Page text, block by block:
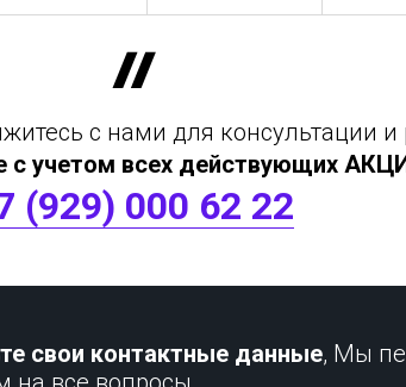
с нами для консультации и
с учетом всех действующих
(929) 000 62 22
свои контактные данные, Мы